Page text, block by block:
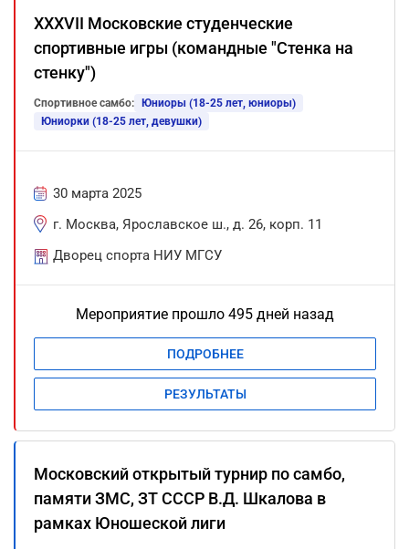
XXXVII Московские студенческие
спортивные игры (командные "Стенка на
стенку")
Спортивное самбо:
Юниоры (18-25 лет, юниоры)
Юниорки (18-25 лет, девушки)
30 марта 2025
г. Москва, Ярославское ш., д. 26, корп. 11
Дворец спорта НИУ МГСУ
Мероприятие прошло 495 дней назад
ПОДРОБНЕЕ
РЕЗУЛЬТАТЫ
Московский открытый турнир по самбо,
памяти ЗМС, ЗТ СССР В.Д. Шкалова в
рамках Юношеской лиги